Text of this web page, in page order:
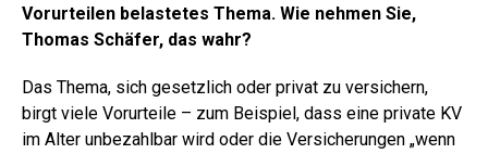
Vorurteilen belastetes Thema. Wie nehmen Sie,
Thomas Schäfer, das wahr?
Das Thema, sich gesetzlich oder privat zu versichern,
birgt viele Vorurteile – zum Beispiel, dass eine private KV
im Alter unbezahlbar wird oder die Versicherungen „wenn